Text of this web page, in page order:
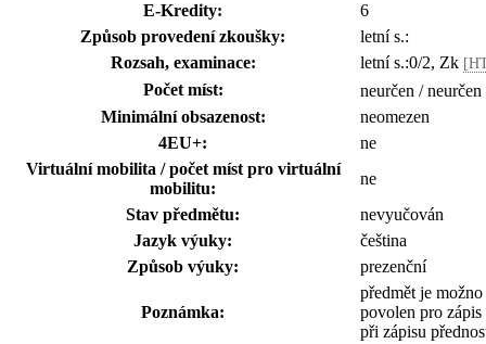
E-Kredity:
6
Způsob provedení zkoušky:
letní s.:
Rozsah, examinace:
letní s.:0/2, Zk
Počet míst:
neurčen /
Minimální obsazenost:
neomezen
4EU+:
ne
Virtuální mobilita / počet míst pro virtuální
mobilitu:
ne
Stav předmětu:
nevyučován
Jazyk výuky:
čeština
Způsob výuky:
prezenční
Poznámka:
předmět je
povolen pro
při zápisu